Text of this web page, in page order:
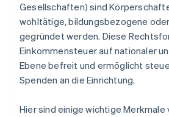
Gesellschaften) sind
wohltätige, bildungsbezogene
gegründet werden. Diese
Einkommensteuer auf nationaler
Ebene befreit und ermöglicht
Spenden an die Einrichtung.
Hier sind einige wichtige